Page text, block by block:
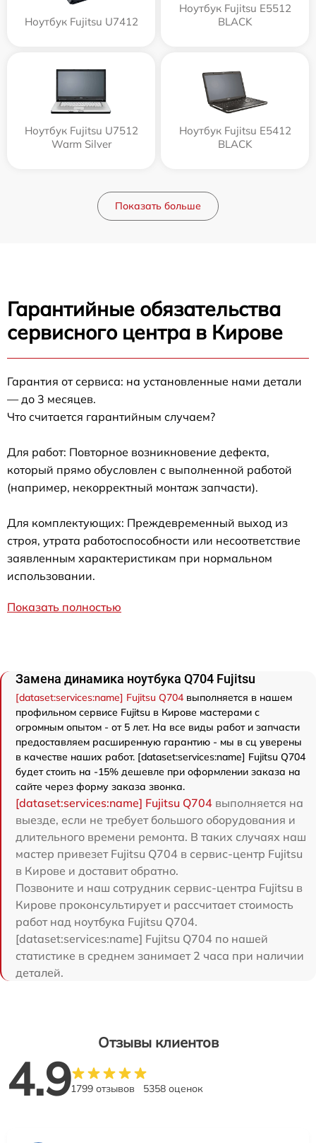
Ноутбук Fujitsu U7412
Ноутбук Fujitsu E5512
BLACK
Ноутбук Fujitsu U7512
Warm Silver
Ноутбук Fujitsu E5412
BLACK
Показать больше
Гарантийные обязательства
сервисного центра в Кирове
Гарантия от сервиса: на установленные нами детали
— до 3 месяцев.
Что считается гарантийным случаем?
Для работ: Повторное возникновение дефекта,
который прямо обусловлен с выполненной работой
(например, некорректный монтаж запчасти).
Для комплектующих: Преждевременный выход из
строя, утрата работоспособности или несоответствие
заявленным характеристикам при нормальном
использовании.
Показать полностью
Замена динамика ноутбука Q704 Fujitsu
[dataset:services:name] Fujitsu Q704 выполняется в нашем
профильном сервисе Fujitsu в Кирове мастерами с
огромным опытом - от 5 лет. На все виды работ и запчасти
предоставляем расширенную гарантию - мы в сц уверены
в качестве наших работ. [dataset:services:name] Fujitsu Q704
будет стоить на -15% дешевле при оформлении заказа на
сайте через форму заказа звонка.
[dataset:services:name] Fujitsu Q704 выполняется на
выезде, если не требует большого оборудования и
длительного времени ремонта. В таких случаях наш
мастер привезет Fujitsu Q704 в сервис-центр Fujitsu
в Кирове и доставит обратно.
Позвоните и наш сотрудник сервис-центра Fujitsu в
Кирове проконсультирует и рассчитает стоимость
работ над ноутбука Fujitsu Q704.
[dataset:services:name] Fujitsu Q704 по нашей
статистике в среднем занимает 2 часа при наличии
деталей.
Отзывы клиентов
4.91799 отзывов 5358 оценок